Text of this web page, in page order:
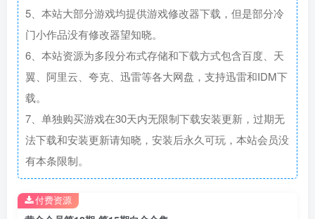
5、本站大部分游戏均提供游戏修改器下载，但是部分冷
门小作品没有修改器望知晓。
6、本站资源为多段分布式存储和下载方式包含百度、天
翼、阿里云、夸克、迅雷等各大网盘，支持迅雷和IDM下
载。
7、单独购买游戏在30天内无限制下载安装更新，过期无
法下载和安装更新请知晓，安装后永久可玩，本站会员没
有本条限制。
付费资源